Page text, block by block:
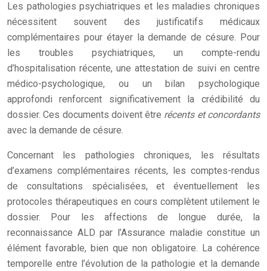
Les pathologies psychiatriques et les maladies chroniques
nécessitent souvent des justificatifs médicaux
complémentaires pour étayer la demande de césure. Pour
les troubles psychiatriques, un compte-rendu
d’hospitalisation récente, une attestation de suivi en centre
médico-psychologique, ou un bilan psychologique
approfondi renforcent significativement la crédibilité du
dossier. Ces documents doivent être récents et concordants
avec la demande de césure.
Concernant les pathologies chroniques, les résultats
d’examens complémentaires récents, les comptes-rendus
de consultations spécialisées, et éventuellement les
protocoles thérapeutiques en cours complètent utilement le
dossier. Pour les affections de longue durée, la
reconnaissance ALD par l’Assurance maladie constitue un
élément favorable, bien que non obligatoire. La cohérence
temporelle entre l’évolution de la pathologie et la demande